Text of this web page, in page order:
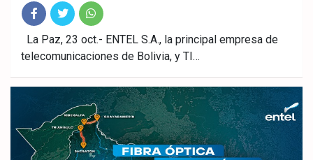
Fac
ebo
ok
Twitt
er
What
sAp
p
La Paz, 23 oct.- ENTEL S.A., la principal empresa de
telecomunicaciones de Bolivia, y TI…